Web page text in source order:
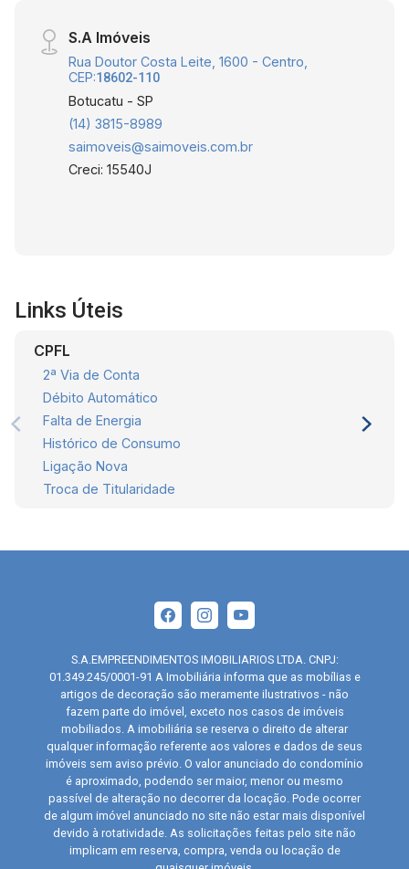
S.A Imóveis
Rua Doutor Costa Leite, 1600 - Centro,
CEP:18602-110
Botucatu - SP
(14) 3815-8989
saimoveis@saimoveis.com.br
Creci: 15540J
Links Úteis
CPFL
2ª Via de Conta
Débito Automático
Falta de Energia
Histórico de Consumo
Ligação Nova
Troca de Titularidade
S.A.EMPREENDIMENTOS IMOBILIARIOS LTDA. CNPJ:
01.349.245/0001-91 A Imobiliária informa que as mobílias e
artigos de decoração são meramente ilustrativos - não
fazem parte do imóvel, exceto nos casos de imóveis
mobiliados. A imobiliária se reserva o direito de alterar
qualquer informação referente aos valores e dados de seus
imóveis sem aviso prévio. O valor anunciado do condomínio
é aproximado, podendo ser maior, menor ou mesmo
passível de alteração no decorrer da locação. Pode ocorrer
de algum imóvel anunciado no site não estar mais disponível
devido à rotatividade. As solicitações feitas pelo site não
implicam em reserva, compra, venda ou locação de